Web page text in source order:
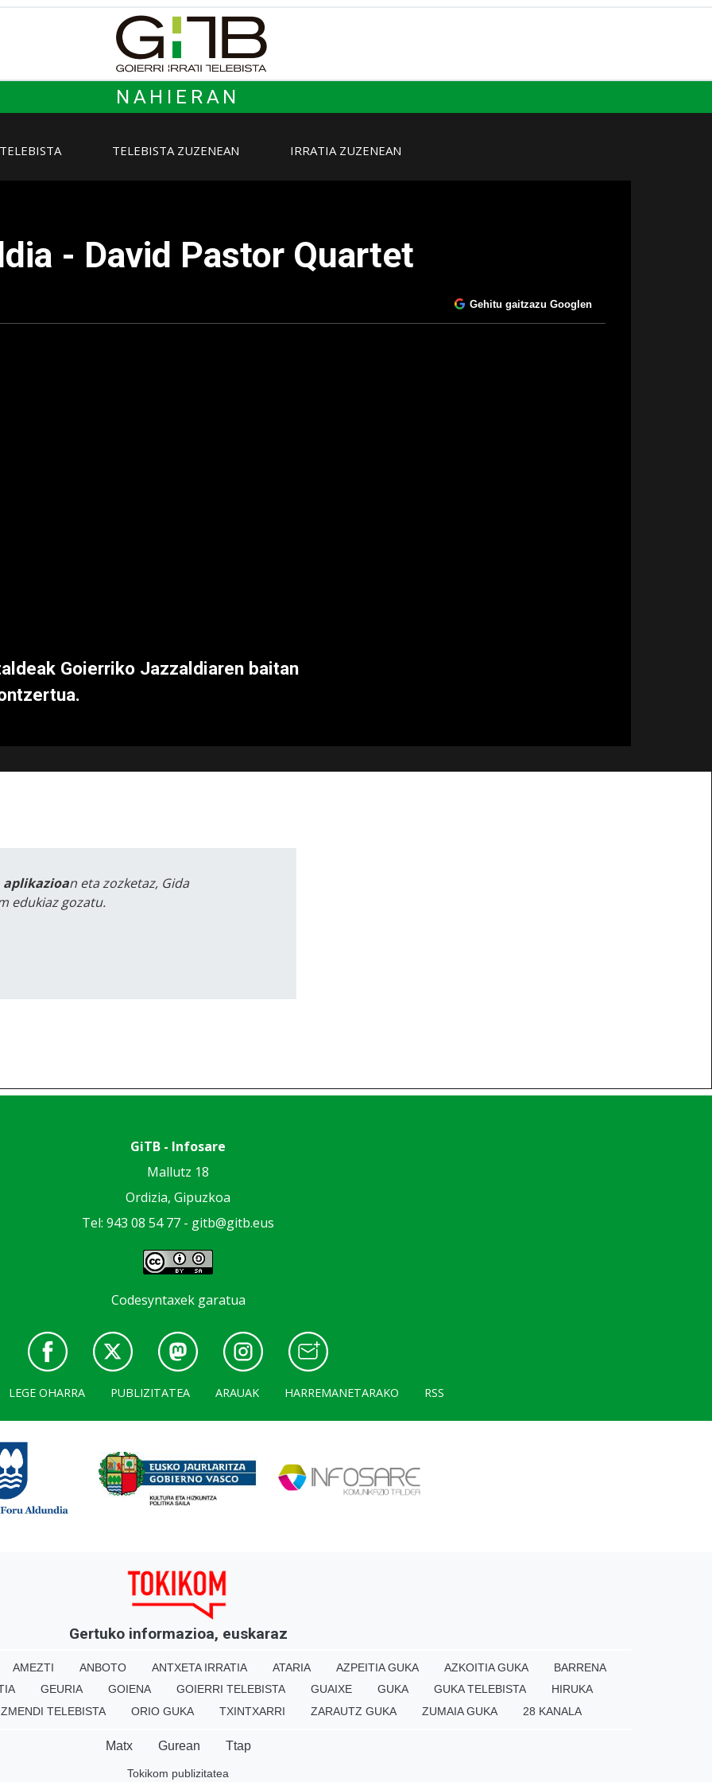
NAHIERAN
TELEBISTA ZUZENEAN IRRATIA ZUZENEAN
- David Pastor Quartet
Gehitu gaitzazu Googlen
Goierriko Jazzaldiaren baitan
aplikazioan eta zozketaz, Gida
edukiaz gozatu.
GiTB - Infosare
Mallutz 18
Ordizia, Gipuzkoa
Tel: 943 08 54 77 - gitb@gitb.eus
Codesyntaxek garatua
LEGE OHARRA PUBLIZITATEA ARAUAK HARREMANETARAKO RSS
Gertuko informazioa, euskaraz
AMEZTI ANBOTO ANTXETA IRRATIA ATARIA AZPEITIA GUKA AZKOITIA GUKA
BARRENA
GEURIA GOIENA GOIERRI TELEBISTA GUAIXE GUKA GUKA TELEBISTA
HIRUKA
TELEBISTA ORIO GUKA TXINTXARRI ZARAUTZ GUKA ZUMAIA GUKA 28 KANALA
Matx Gurean Ttap
Tokikom publizitatea